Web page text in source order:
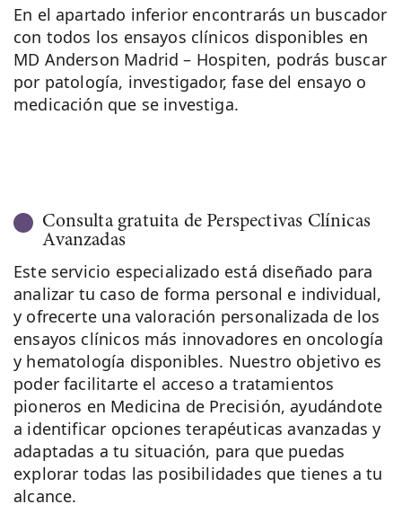
En el apartado inferior encontrarás un buscador
con todos los ensayos clínicos disponibles en
MD Anderson Madrid – Hospiten, podrás buscar
por patología, investigador, fase del ensayo o
medicación que se investiga.
Consulta gratuita de Perspectivas Clínicas
Avanzadas
Este servicio especializado está diseñado para
analizar tu caso de forma personal e individual,
y ofrecerte una valoración personalizada de los
ensayos clínicos más innovadores en oncología
y hematología disponibles. Nuestro objetivo es
poder facilitarte el acceso a tratamientos
pioneros en Medicina de Precisión, ayudándote
a identificar opciones terapéuticas avanzadas y
adaptadas a tu situación, para que puedas
explorar todas las posibilidades que tienes a tu
alcance.